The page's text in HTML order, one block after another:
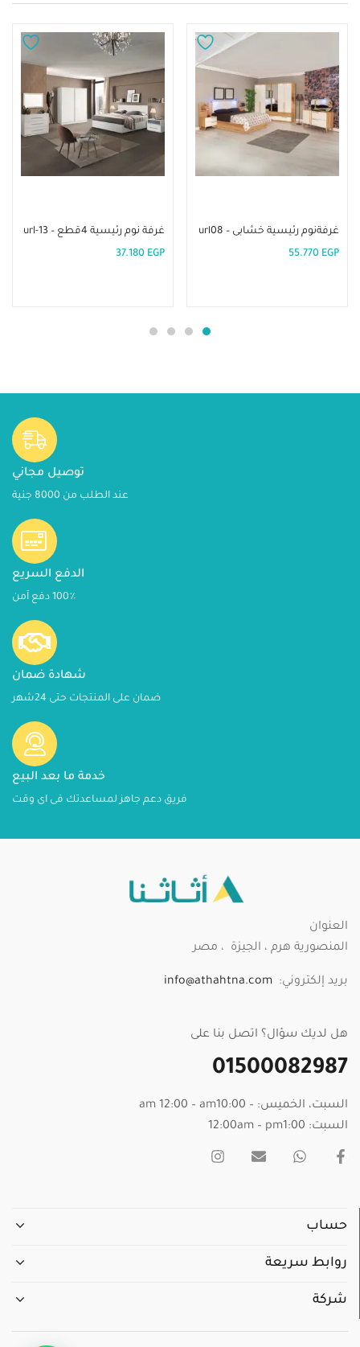
غرفةنوم رئيسية خشابى – url08
55.770 EGP
غرفة نوم رئيسية 4قطع – url-13
37.180 EGP
توصيل مجاني
عند الطلب من 8000 جنية
الدفع السريع
100٪ دفع آمن
شهادة ضمان
ضمان على المنتجات حتى 24شهر
خدمة ما بعد البيع
فريق دعم جاهز لمساعدتك فى اى وقت
العنوان
المنصورية هرم ، الجيزة ، مصر
بريد إلكتروني: info@athahtna.com
هل لديك سؤال؟ اتصل بنا على
01500082987
السبت، الخميس: – am 12:00 – am10:00
السبت: 12:00am – pm1:00
حساب
روابط سريعة
شركة